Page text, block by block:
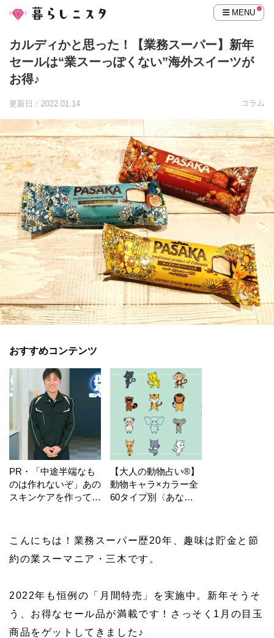
MENU
カルディかと思った！【業務スーパー】新年
セールは“業スーっぽくない”海外スイーツが
お得♪
更新日：2022.01.14 コラム
おすすめコンテンツ
PR・「中途半端なも
のは作れないぞ」あの
スキンケアを作ってい
【大人の動物占い®】
動物キャラ×カラー全
60タイプ別〈あなた
こんにちは！業務スーパー歴20年、趣味は貯金と節
約の業スーマニア・三木です。
2022年も恒例の「月間特売」を実施中。新年そうそ
う、お得なセール品が満載です！さっそく1月の目玉
商品をゲットしてきました♪